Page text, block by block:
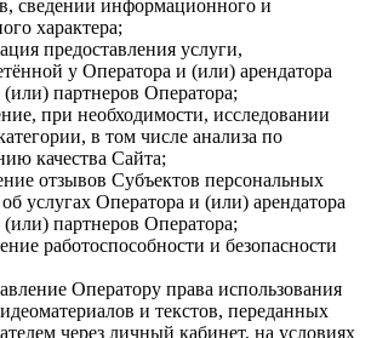
сведении информационного и
характера;
предоставления услуги,
у Оператора и (или) арендатора
(или) партнеров Оператора;
при необходимости, исследовании
в том числе анализа по
качества Сайта;
отзывов Субъектов персональных
услугах Оператора и (или) арендатора
(или) партнеров Оператора;
работоспособности и безопасности
Оператору права использования
и текстов, переданных
через личный кабинет, на условиях